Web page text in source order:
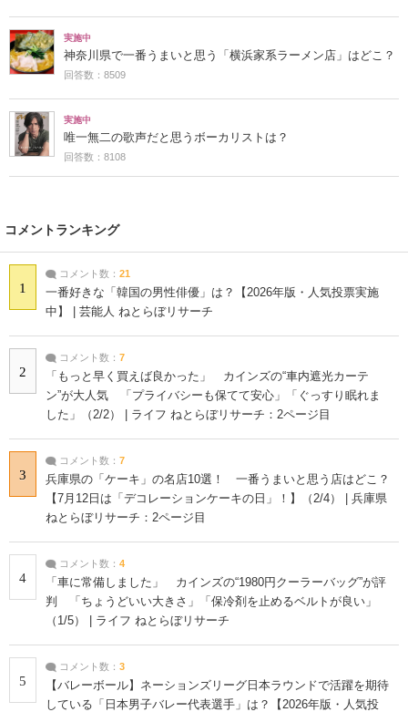
実施中
神奈川県で一番うまいと思う「横浜家系ラーメン店」はどこ？
回答数：8509
実施中
唯一無二の歌声だと思うボーカリストは？
回答数：8108
コメントランキング
1
コメント数： 21
一番好きな「韓国の男性俳優」は？【2026年版・人気投票実施
中】 | 芸能人 ねとらぼリサーチ
2
コメント数： 7
「もっと早く買えば良かった」 カインズの“車内遮光カーテ
ン”が大人気 「プライバシーも保てて安心」「ぐっすり眠れま
した」（2/2） | ライフ ねとらぼリサーチ：2ページ目
3
コメント数： 7
兵庫県の「ケーキ」の名店10選！ 一番うまいと思う店はどこ？
【7月12日は「デコレーションケーキの日」！】（2/4） | 兵庫県
ねとらぼリサーチ：2ページ目
4
コメント数： 4
「車に常備しました」 カインズの“1980円クーラーバッグ”が評
判 「ちょうどいい大きさ」「保冷剤を止めるベルトが良い」
（1/5） | ライフ ねとらぼリサーチ
5
コメント数： 3
【バレーボール】ネーションズリーグ日本ラウンドで活躍を期待
している「日本男子バレー代表選手」は？【2026年版・人気投